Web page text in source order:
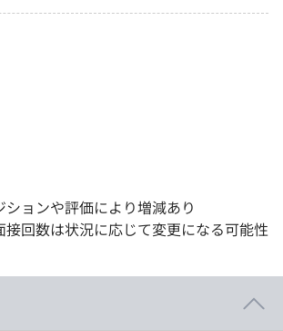
ョンや評価により増減あり
回数は状況に応じて変更になる可能性